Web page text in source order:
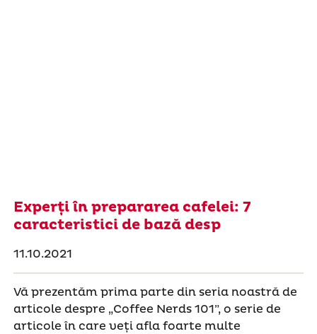
Experți în prepararea cafelei: 7
caracteristici de bază desp
11.10.2021
Vă prezentăm prima parte din seria noastră de
articole despre „Coffee Nerds 101”, o serie de
articole în care veți afla foarte multe